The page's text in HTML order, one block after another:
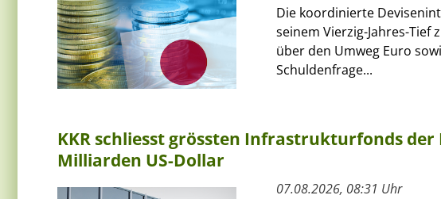
Die koordinierte
seinem Vierzig-Jahres-
über den Umweg Euro
Schuldenfrage...
KKR schliesst grössten Infrastrukturfonds
Milliarden US-Dollar
07.08.2026, 08:31 Uhr